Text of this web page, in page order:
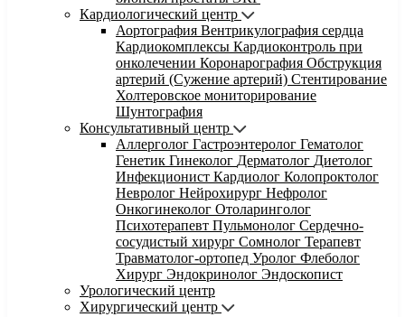
Кардиологический центр
Аортография Вентрикулография сердца
Кардиокомплексы Кардиоконтроль при
онколечении Коронарография Обструкция
артерий (Сужение артерий) Стентирование
Холтеровское мониторирование
Шунтография
Консультативный центр
Аллерголог Гастроэнтеролог Гематолог
Генетик Гинеколог Дерматолог Диетолог
Инфекционист Кардиолог Колопроктолог
Невролог Нейрохирург Нефролог
Онкогинеколог Отоларинголог
Психотерапевт Пульмонолог Сердечно-
сосудистый хирург Сомнолог Терапевт
Травматолог-ортопед Уролог Флеболог
Хирург Эндокринолог Эндоскопист
Урологический центр
Хирургический центр